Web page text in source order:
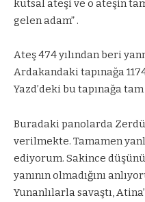
kutsal ateşi ve o ateşin
gelen adam” .
Ateş 474 yılından beri
Ardakandaki tapınağa
Yazd’deki bu tapınağa
Buradaki panolarda
verilmekte. Tamamen
ediyorum. Sakince
yanının olmadığını
Yunanlılarla savaştı,